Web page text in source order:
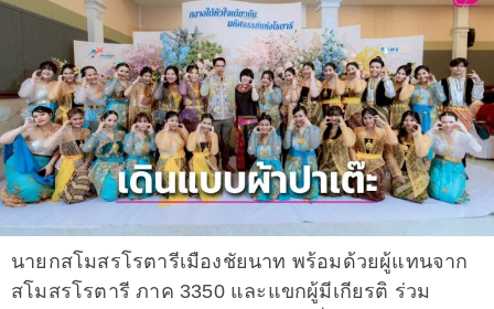
นายกสโมสรโรตารีเมืองชัยนาท พร้อมด้วยผู้แทนจาก
สโมสรโรตารี ภาค 3350 และแขกผู้มีเกียรติ ร่วม